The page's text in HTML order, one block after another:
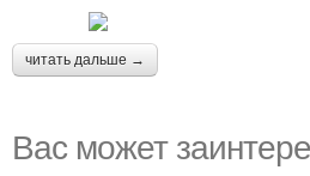
читать дальше →
Вас может